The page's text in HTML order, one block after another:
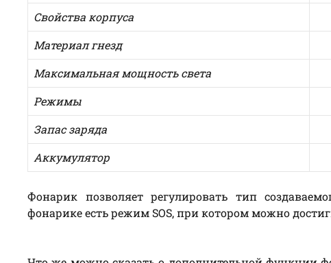
Свойства корпуса
Материал гнезд
Максимальная мощность света
Режимы
Запас заряда
Аккумулятор
Фонарик позволяет регулировать тип
фонарике есть режим SOS, при котором можно